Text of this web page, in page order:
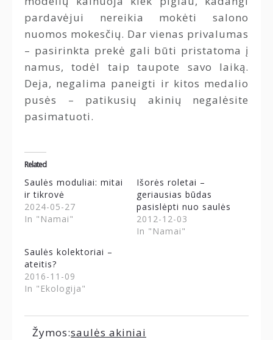
pardavėjui nereikia mokėti salono
nuomos mokesčių. Dar vienas privalumas
– pasirinkta prekė gali būti pristatoma į
namus, todėl taip taupote savo laiką.
Deja, negalima paneigti ir kitos medalio
pusės – patikusių akinių negalėsite
pasimatuoti.
Related
Saulės moduliai: mitai
ir tikrovė
2024-05-27
In "Namai"
Išorės roletai –
geriausias būdas
pasislėpti nuo saulės
2012-12-03
In "Namai"
Saulės kolektoriai –
ateitis?
2016-11-09
In "Ekologija"
Žymos:saulės akiniai